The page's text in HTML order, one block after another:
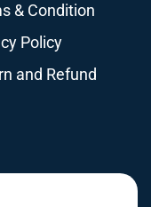
& Condition
Policy
and Refund